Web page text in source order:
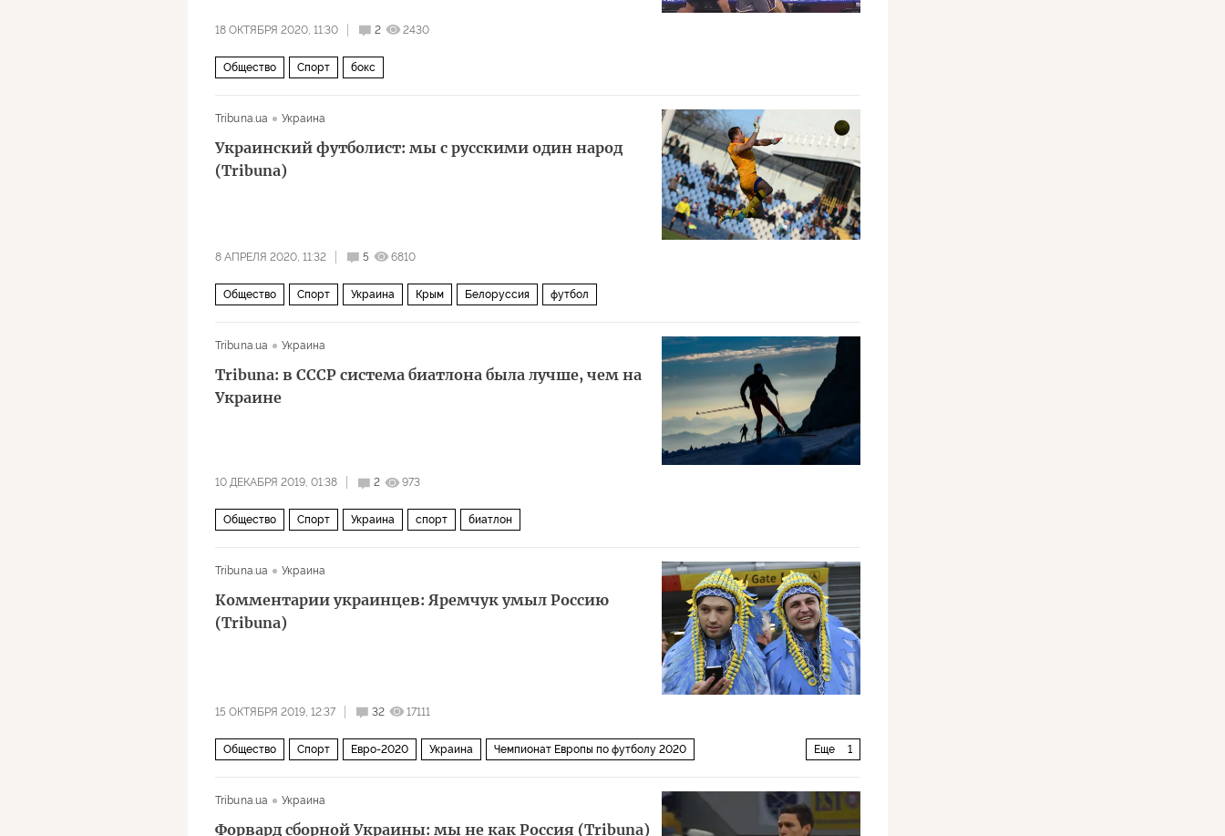
18 ОКТЯБРЯ 2020, 11:30 2 2430
Общество Спорт бокс
Tribuna.ua Украина
Украинский футболист: мы с русскими один народ
(Tribuna)
8 АПРЕЛЯ 2020, 11:32 5 6810
Общество Спорт Украина Крым Белоруссия футбол
Tribuna.ua Украина
Tribuna: в СССР система биатлона была лучше, чем на
Украине
10 ДЕКАБРЯ 2019, 01:38 2 973
Общество Спорт Украина спорт биатлон
Tribuna.ua Украина
Комментарии украинцев: Яремчук умыл Россию
(Tribuna)
15 ОКТЯБРЯ 2019, 12:37 32 17111
Еще 1
Общество Спорт Евро-2020 Украина Чемпионат Европы по футболу 2020
Tribuna.ua
Украина
Форвард сборной Украины: мы не как Россия (Tribuna)